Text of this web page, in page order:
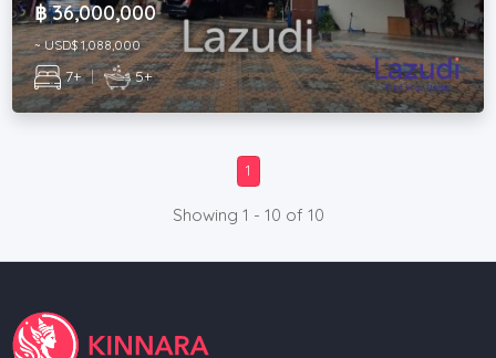
฿ 36,000,000
~ USD$ 1,088,000
7+ | 5+
1
Showing 1 - 10 of 10